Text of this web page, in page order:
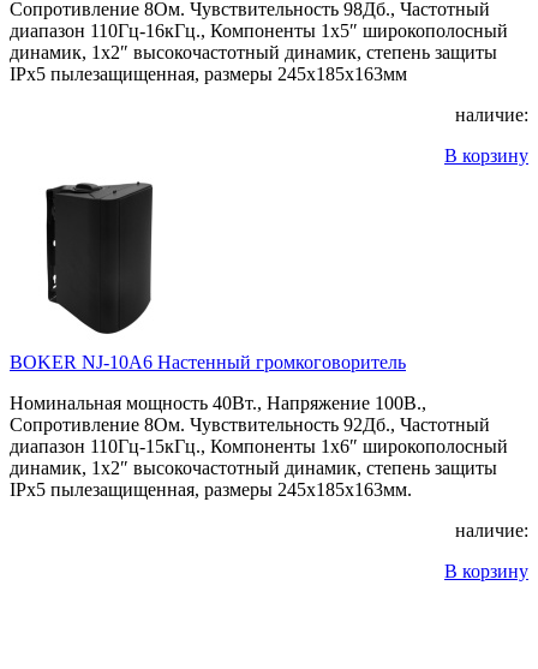
Сопротивление 8Ом. Чувствительность 98Дб., Частотный
диапазон 110Гц-16кГц., Компоненты 1х5″ широкополосный
динамик, 1х2″ высокочастотный динамик, степень защиты
IPx5 пылезащищенная, размеры 245x185x163мм
наличие:
В корзину
BOKER NJ-10A6 Настенный громкоговоритель
Номинальная мощность 40Вт., Напряжение 100В.,
Сопротивление 8Ом. Чувствительность 92Дб., Частотный
диапазон 110Гц-15кГц., Компоненты 1х6″ широкополосный
динамик, 1х2″ высокочастотный динамик, степень защиты
IPx5 пылезащищенная, размеры 245x185x163мм.
наличие:
В корзину